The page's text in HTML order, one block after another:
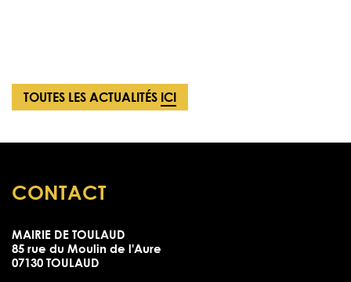
TOUTES LES ACTUALITÉS ICI
CONTACT
MAIRIE DE TOULAUD
85 rue du Moulin de l'Aure
07130 TOULAUD